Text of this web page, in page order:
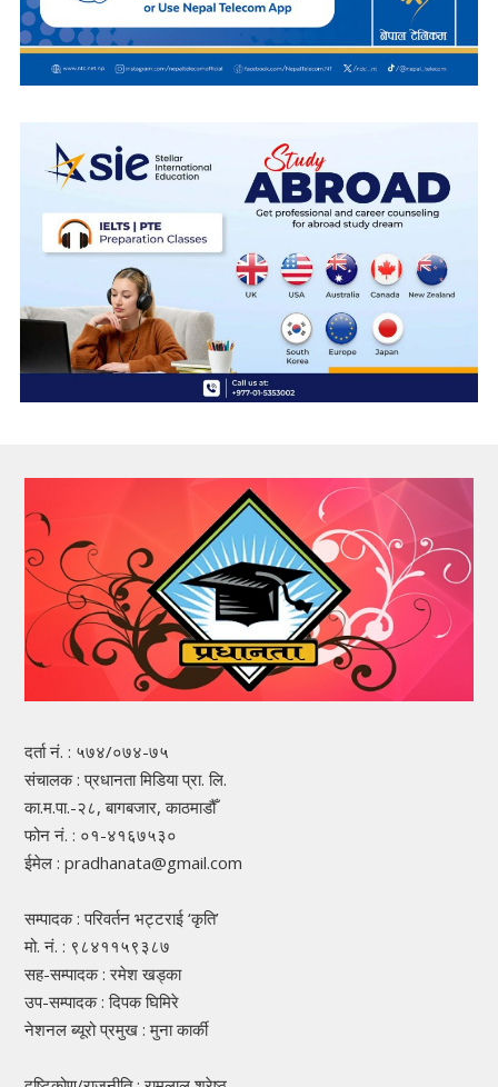
दर्ता नं. : ५७४/०७४-७५
संचालक : प्रधानता मिडिया प्रा. लि.
का.म.पा.-२८, बागबजार, काठमाडौँ
फोन नं. : ०१-४१६७५३०
ईमेल : pradhanata@gmail.com
सम्पादक : परिवर्तन भट्टराई ‘कृति’
मो. नं. : ९८४११५९३८७
सह-सम्पादक : रमेश खड्का
उप-सम्पादक : दिपक घिमिरे
नेशनल ब्यूरो प्रमुख : मुना कार्की